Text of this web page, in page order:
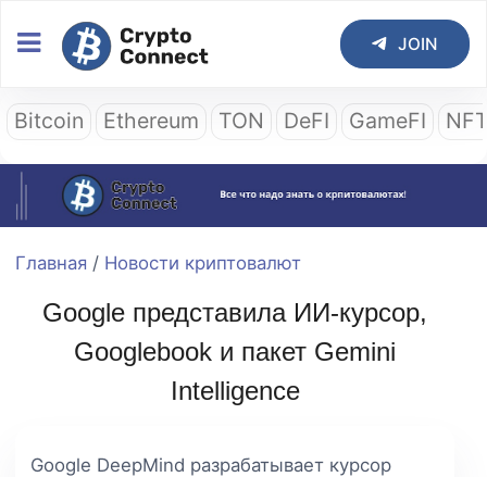
JOIN
Bitcoin Ethereum TON DeFI GameFI
Главная / Новости криптовалют
Google представила ИИ-курсор,
Googlebook и пакет Gemini
Intelligence
Google DeepMind разрабатывает курсор